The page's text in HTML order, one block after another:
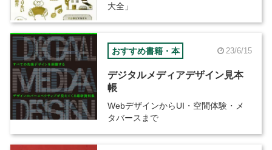
大全」
おすすめ書籍・本 23/6/15
デジタルメディアデザイン見本
帳
WebデザインからUI・空間体験・メ
タバースまで